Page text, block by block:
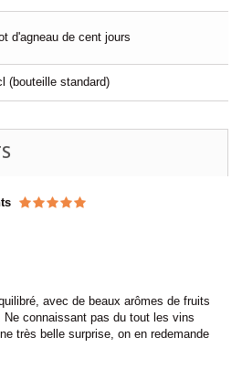
d'agneau de cent jours
(bouteille standard)
avec de beaux arômes de fruits
connaissant pas du tout les vins
très belle surprise, on en redemande